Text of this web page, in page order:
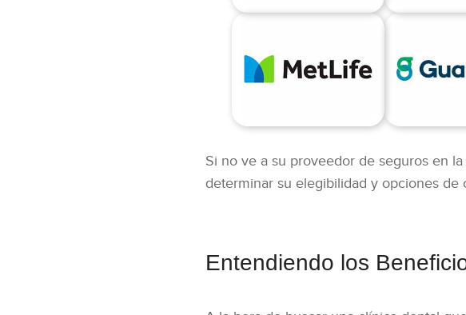
Si no ve a su proveedor de seguros en
determinar su elegibilidad y opciones de
Entendiendo los